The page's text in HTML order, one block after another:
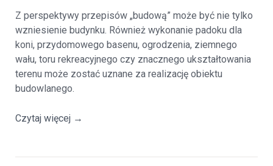
Z perspektywy przepisów „budową” może być nie tylko
wzniesienie budynku. Również wykonanie padoku dla
koni, przydomowego basenu, ogrodzenia, ziemnego
wału, toru rekreacyjnego czy znacznego ukształtowania
terenu może zostać uznane za realizację obiektu
budowlanego.
Czytaj więcej →